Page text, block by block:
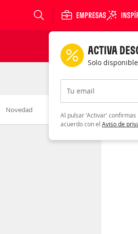
Novedad
ACTIVA
Solo
Tu email
Al pulsar 'Activar' confirmas
acuerdo con el Aviso de